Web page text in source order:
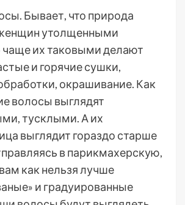
Бывает, что природа
утолщенными
чаще их таковыми делают
и горячие сушки,
окрашивание. Как
волосы выглядят
тусклыми. А их
выглядит гораздо старше
в парикмахерскую,
как нельзя лучше
и градуированные